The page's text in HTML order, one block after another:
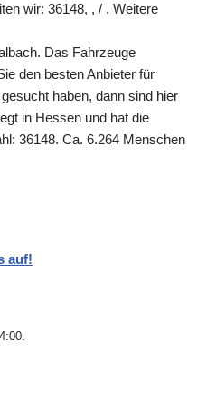
wir: 36148, , / . Weitere
Das Fahrzeuge
den besten Anbieter für
haben, dann sind hier
in Hessen und hat die
36148. Ca. 6.264 Menschen
auf!